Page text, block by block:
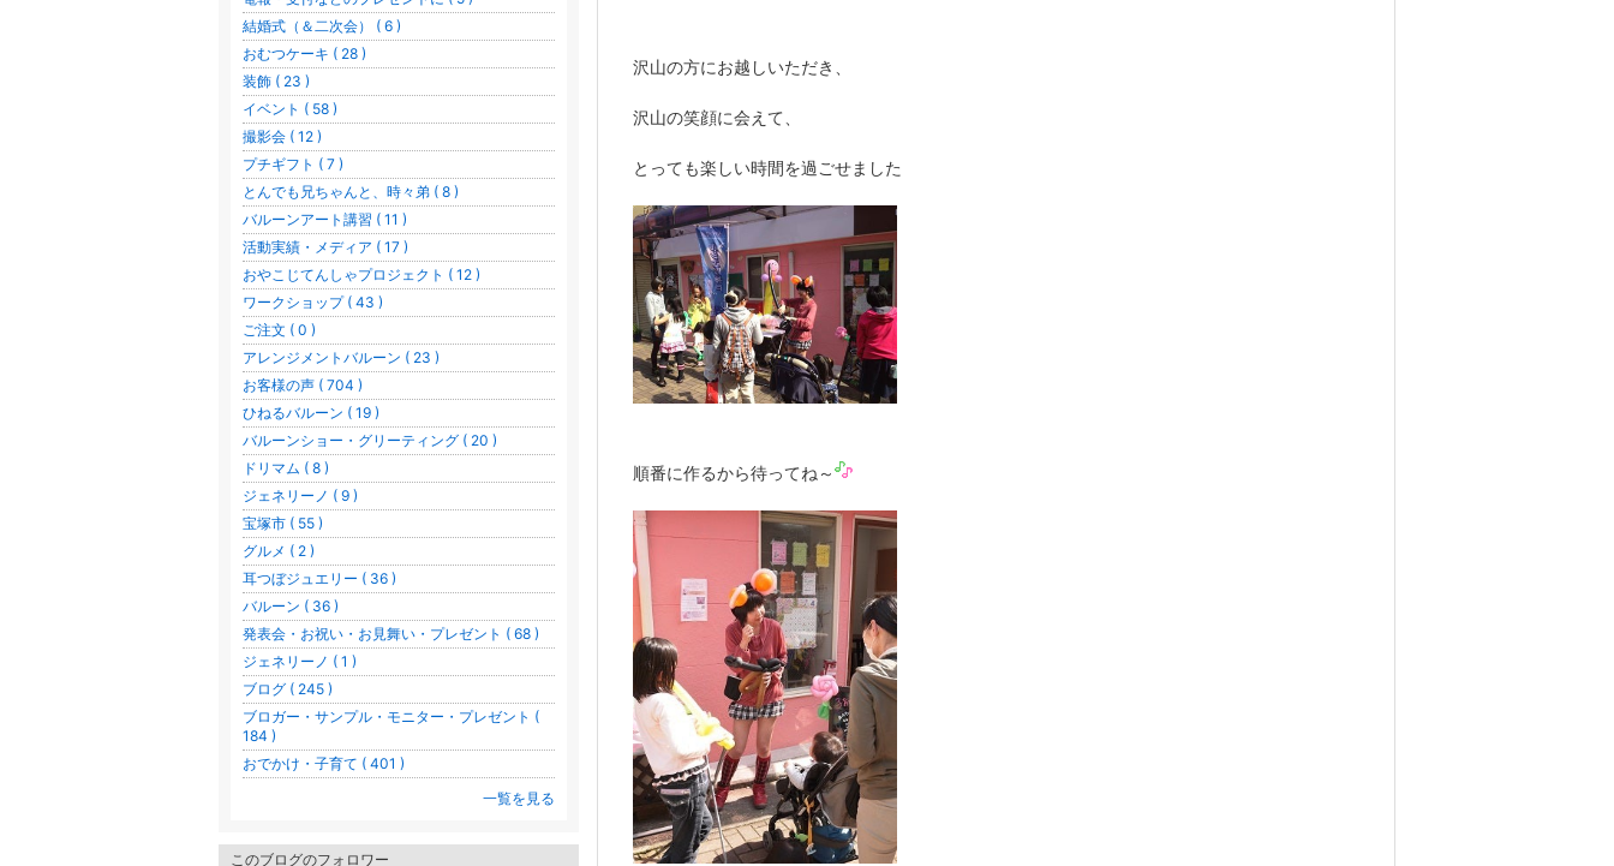
沢山の方にお越しいただき、
沢山の笑顔に会えて、
とっても楽しい時間を過ごせました
順番に作るから待ってね～
結婚式（＆二次会） ( 6 )
おむつケーキ ( 28 )
装飾 ( 23 )
イベント ( 58 )
撮影会 ( 12 )
プチギフト ( 7 )
とんでも兄ちゃんと、時々弟 ( 8 )
バルーンアート講習 ( 11 )
活動実績・メディア ( 17 )
おやこじてんしゃプロジェクト ( 12 )
ワークショップ ( 43 )
ご注文 ( 0 )
アレンジメントバルーン ( 23 )
お客様の声 ( 704 )
ひねるバルーン ( 19 )
バルーンショー・グリーティング ( 20 )
ドリマム ( 8 )
ジェネリーノ ( 9 )
宝塚市 ( 55 )
グルメ ( 2 )
耳つぼジュエリー ( 36 )
バルーン ( 36 )
発表会・お祝い・お見舞い・プレゼント ( 68 )
ジェネリーノ ( 1 )
ブログ ( 245 )
ブロガー・サンプル・モニター・プレゼント (
184 )
おでかけ・子育て ( 401 )
一覧を見る
このブログのフォロワー